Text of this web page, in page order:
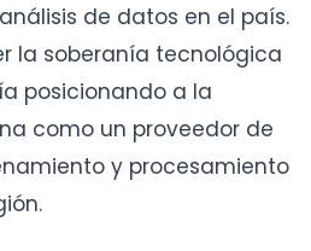
de datos en el país.
la soberanía tecnológica
posicionando a la
como un proveedor de
y procesamiento